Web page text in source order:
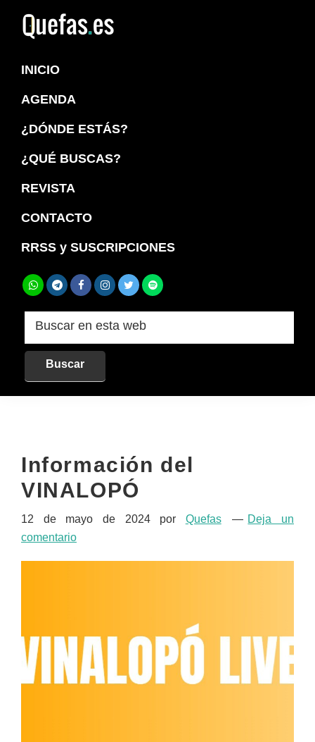
navegación
principal
principal
INICIO
AGENDA
¿DÓNDE ESTÁS?
¿QUÉ BUSCAS?
REVISTA
CONTACTO
RRSS y SUSCRIPCIONES
Buscar
web
Información del
VINALOPÓ
12 de mayo de 2024por Quefas
Deja un
comentario